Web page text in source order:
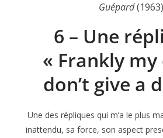
Guépard(1963)
6 – Une
« Frankly my
don’t give a
Une des répliques qui m’a le plus
inattendu, sa force, son aspect